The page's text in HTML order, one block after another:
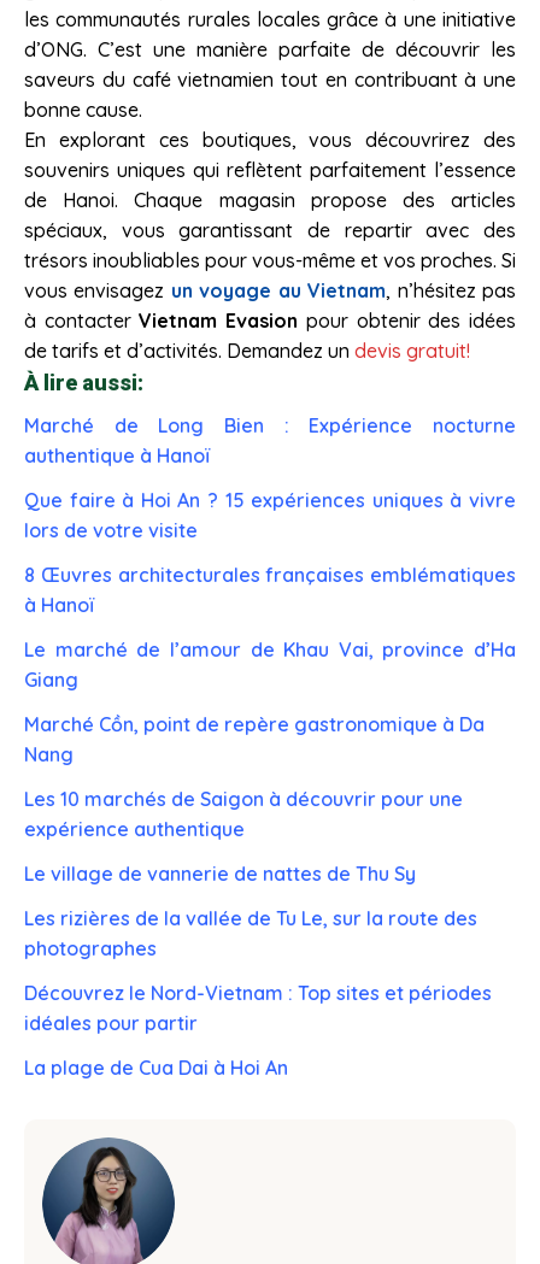
les communautés rurales locales grâce à une initiative
d’ONG. C’est une manière parfaite de découvrir les
saveurs du café vietnamien tout en contribuant à une
bonne cause.
En explorant ces boutiques, vous découvrirez des
souvenirs uniques qui reflètent parfaitement l’essence
de Hanoi. Chaque magasin propose des articles
spéciaux, vous garantissant de repartir avec des
trésors inoubliables pour vous-même et vos proches. Si
vous envisagez un voyage au Vietnam, n’hésitez pas
à contacterVietnam Evasion pour obtenir des idées
de tarifs et d’activités. Demandez un devis gratuit!
À lire aussi:
Marché de Long Bien : Expérience nocturne
authentique à Hanoï
Que faire à Hoi An ? 15 expériences uniques à vivre
lors de votre visite
8 Œuvres architecturales françaises emblématiques
à Hanoï
Le marché de l’amour de Khau Vai, province d’Ha
Giang
Marché Cồn, point de repère gastronomique à Da
Nang
Les 10 marchés de Saigon à découvrir pour une
expérience authentique
Le village de vannerie de nattes de Thu Sy
Les rizières de la vallée de Tu Le, sur la route des
photographes
Découvrez le Nord-Vietnam : Top sites et périodes
idéales pour partir
La plage de Cua Dai à Hoi An